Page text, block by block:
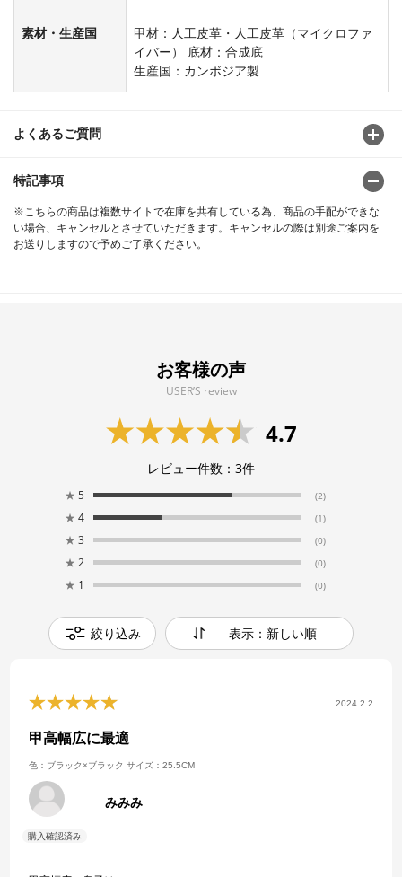
素材・生産国
甲材：人工皮革・人工皮革（マイクロファ
イバー） 底材：合成底
生産国：カンボジア製
よくあるご質問
特記事項
※こちらの商品は複数サイトで在庫を共有している為、商品の手配ができな
い場合、キャンセルとさせていただきます。キャンセルの際は別途ご案内を
お送りしますので予めご了承ください。
お客様の声
USER’S review
4.7
レビュー件数： 3件
★ 5 (2)
★ 4 (1)
★ 3 (0)
★ 2 (0)
★ 1 (0)
絞り込み 表示：新しい順
2024.2.2
甲高幅広に最適
色：ブラック×ブラック サイズ：25.5CM
みみみ